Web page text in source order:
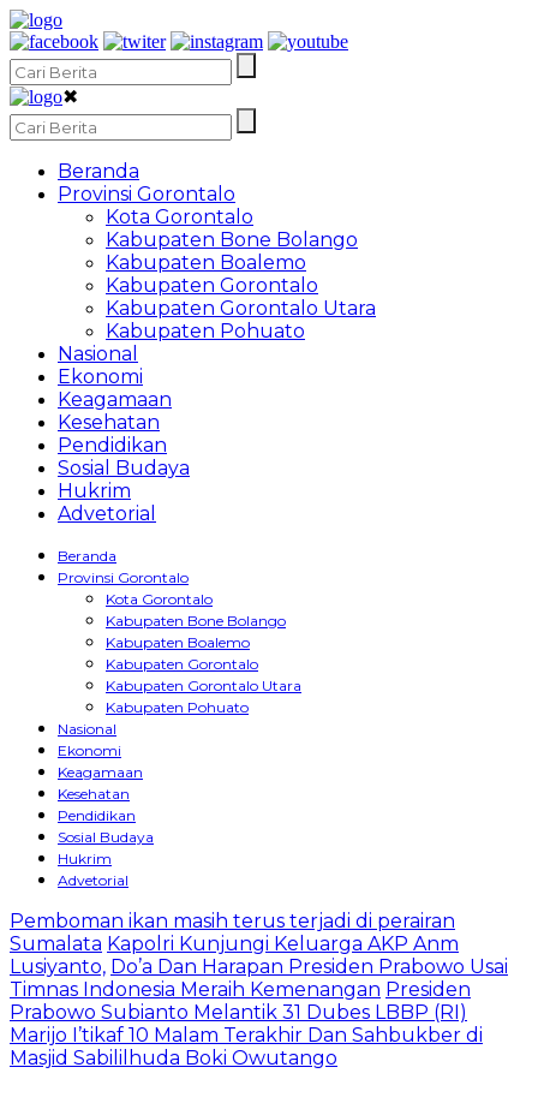
✖
Beranda
Provinsi Gorontalo
Kota Gorontalo
Kabupaten Bone Bolango
Kabupaten Boalemo
Kabupaten Gorontalo
Kabupaten Gorontalo Utara
Kabupaten Pohuato
Nasional
Ekonomi
Keagamaan
Kesehatan
Pendidikan
Sosial Budaya
Hukrim
Advetorial
Beranda
Provinsi Gorontalo
Kota Gorontalo
Kabupaten Bone Bolango
Kabupaten Boalemo
Kabupaten Gorontalo
Kabupaten Gorontalo Utara
Kabupaten Pohuato
Nasional
Ekonomi
Keagamaan
Kesehatan
Pendidikan
Sosial Budaya
Hukrim
Advetorial
Pemboman ikan masih terus terjadi di perairan
Sumalata Kapolri Kunjungi Keluarga AKP Anm
Lusiyanto, Do’a Dan Harapan Presiden Prabowo Usai
Timnas Indonesia Meraih Kemenangan Presiden
Prabowo Subianto Melantik 31 Dubes LBBP (RI)
Marijo I’tikaf 10 Malam Terakhir Dan Sahbukber di
Masjid Sabililhuda Boki Owutango